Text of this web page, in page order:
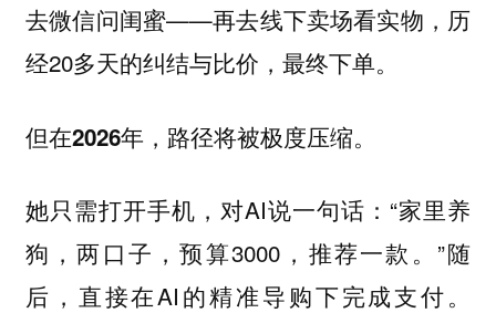
去微信问闺蜜——再去线下卖场看实物，历
经20多天的纠结与比价，最终下单。
但在2026年，路径将被极度压缩。
她只需打开手机，对AI说一句话：“家里养
狗，两口子，预算3000，推荐一款。”随
后，直接在AI的精准导购下完成支付。